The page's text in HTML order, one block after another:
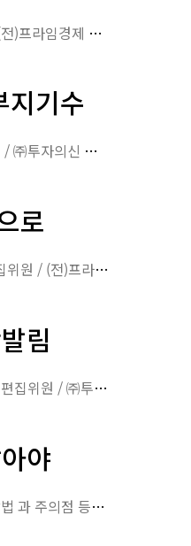
문제 파악 우선해야 분양 계약해지…신중에 신중 기하고 상황 파악 능력 필수허준열 부동산전문칼럼니스트 / 시사매거진 편집위원 / (전)프라임경제 편집위원 / ㈜투자의신 대표 [시사매…
지기수
10억짜리 오피스텔 분양받고 잔금 낼 수 없는 처지?허준열 부동산 전문 칼럼니스트 / 시사매거진 편집위원 / (전)프라임경제 편집위원 / ㈜투자의신 대표모델하우스에 갔다가 분양상담…
로
프리미엄 붙여 전매해주겠다는 말에 아버지 사망보험금으로 분양계약…악몽의 시작허준열 부동산 전문 칼럼니스트 / 시사매거진 편집위원 / (전)프라임경제 편집위원 / ㈜투자의신 대표초보…
림
허위설명에 혹해 분양계약까지 부지기수, 돌다리도 두드려야허준열 부동산 전문 칼럼니스트 / 시사매거진 편집위원 / (전)프라임경제 편집위원 / ㈜투자의신 대표부동산 시장의 급성장과 …
야
[핀포인트뉴스]남녀노소 금융과 부동산, 이를 통한 재테크에 대한 관심은 날이 갈수록 높아지고 있다. 특히 부동산과 관련된 재테크 방법 과 주의점 등은 수없이 많다. 필자는 투자의 …